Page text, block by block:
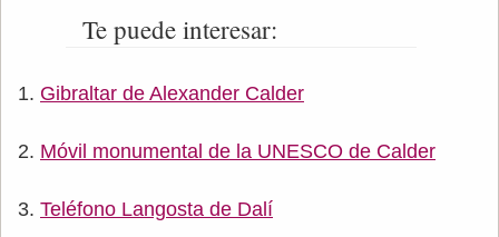
Te puede interesar:
Gibraltar de Alexander Calder
Móvil monumental de la UNESCO de Calder
Teléfono Langosta de Dalí